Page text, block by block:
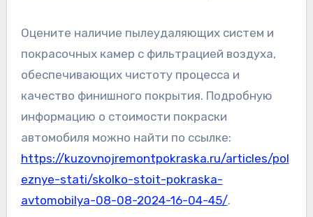
Оцените наличие пылеудаляющих систем и
покрасочных камер с фильтрацией воздуха,
обеспечивающих чистоту процесса и
качество финишного покрытия. Подробную
информацию о стоимости покраски
автомобиля можно найти по ссылке:
https://kuzovnojremontpokraska.ru/articles/pol
eznye-stati/skolko-stoit-pokraska-
avtomobilya-08-08-2024-16-04-45/.